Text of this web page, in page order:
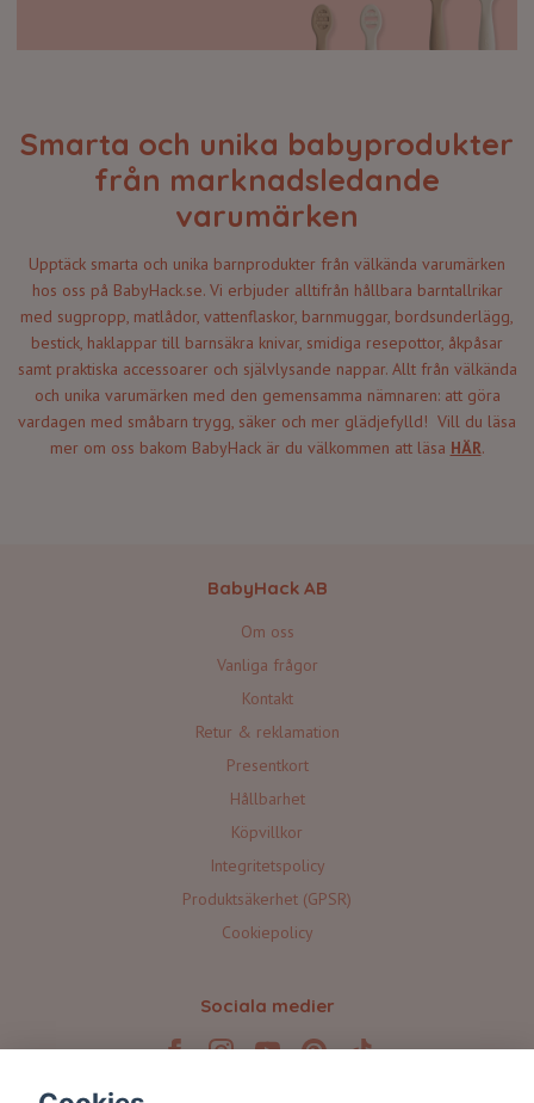
Smarta och unika babyprodukter
från marknadsledande
varumärken
Upptäck smarta och unika barnprodukter från välkända varumärken
hos oss på BabyHack.se. Vi erbjuder alltifrån hållbara barntallrikar
med sugpropp, matlådor, vattenflaskor, barnmuggar, bordsunderlägg,
bestick, haklappar till barnsäkra knivar, smidiga resepottor, åkpåsar
samt praktiska accessoarer och självlysande nappar. Allt från välkända
och unika varumärken med den gemensamma nämnaren: att göra
vardagen med småbarn trygg, säker och mer glädjefylld! Vill du läsa
mer om oss bakom BabyHack är du välkommen att läsa HÄR.
BabyHack AB
Om oss
Vanliga frågor
Kontakt
Retur & reklamation
Presentkort
Hållbarhet
Köpvillkor
Integritetspolicy
Produktsäkerhet (GPSR)
Cookiepolicy
Sociala medier